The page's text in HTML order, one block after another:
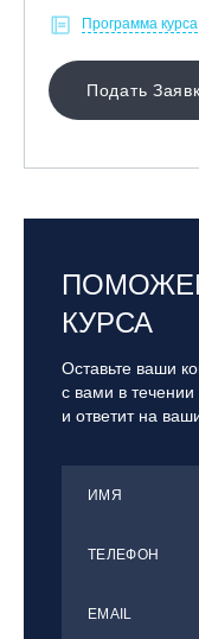
Программа курса
Подать
КУРСА
Оставьте ваши
с вами в
и ответит на
ИМЯ
ТЕЛЕФОН
ЕMАIL